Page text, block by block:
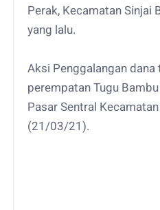
Perak, Kecamatan Sinjai
yang lalu.
Aksi Penggalangan
perempatan Tugu
Pasar Sentral
(21/03/21).